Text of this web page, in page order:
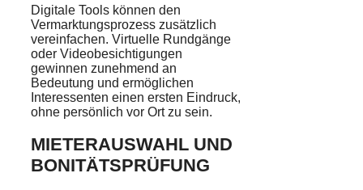
Digitale Tools können den
Vermarktungsprozess zusätzlich
vereinfachen. Virtuelle Rundgänge
oder Videobesichtigungen
gewinnen zunehmend an
Bedeutung und ermöglichen
Interessenten einen ersten Eindruck,
ohne persönlich vor Ort zu sein.
MIETERAUSWAHL UND
BONITÄTSPRÜFUNG